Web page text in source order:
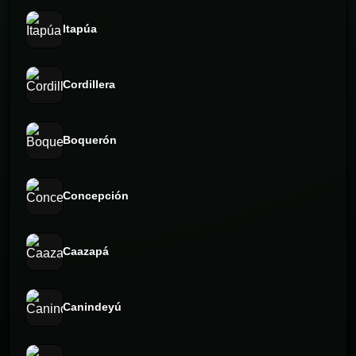
Itapúa
Cordillera
Boquerón
Concepción
Caazapá
Canindeyú